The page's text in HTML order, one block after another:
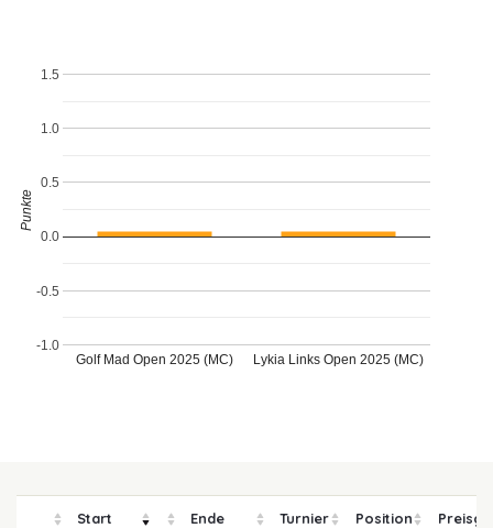
Golf Mad Open 2025 (MC) Lykia Links Open 2025 (MC)
-1.0
-0.5
0.0
0.5
1.0
1.5
Punkte
Start Ende Turnier Position